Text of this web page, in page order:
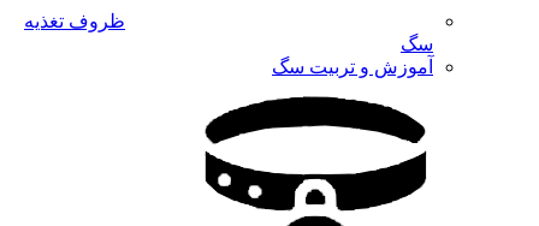
ظروف تغذیه
سگ
آموزش و تربیت سگ